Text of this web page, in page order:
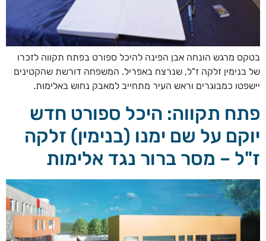
בטקס מרגש הונחה אבן הפינה להיכל ספורט בפתח תקווה לזכרו
של בנימין זלקה ז"ל, שנרצח באפריל. המשפחה דורשת שהקטינים
יישפטו כמבוגרים וראש העיר מתחייב למאבק נחוש באלימות.
פתח תקווה: היכל ספורט חדש
יוקם על שם ימנו (בנימין) זלקה
ז"ל – מסר ברור נגד אלימות